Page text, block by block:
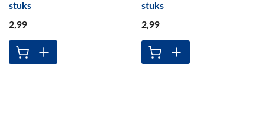
stuks
2,99
stuks
2,99